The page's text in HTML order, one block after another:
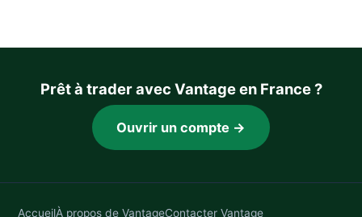
Prêt à trader avec Vantage en France ?
Ouvrir un compte →
AccueilÀ propos de VantageContacter Vantage